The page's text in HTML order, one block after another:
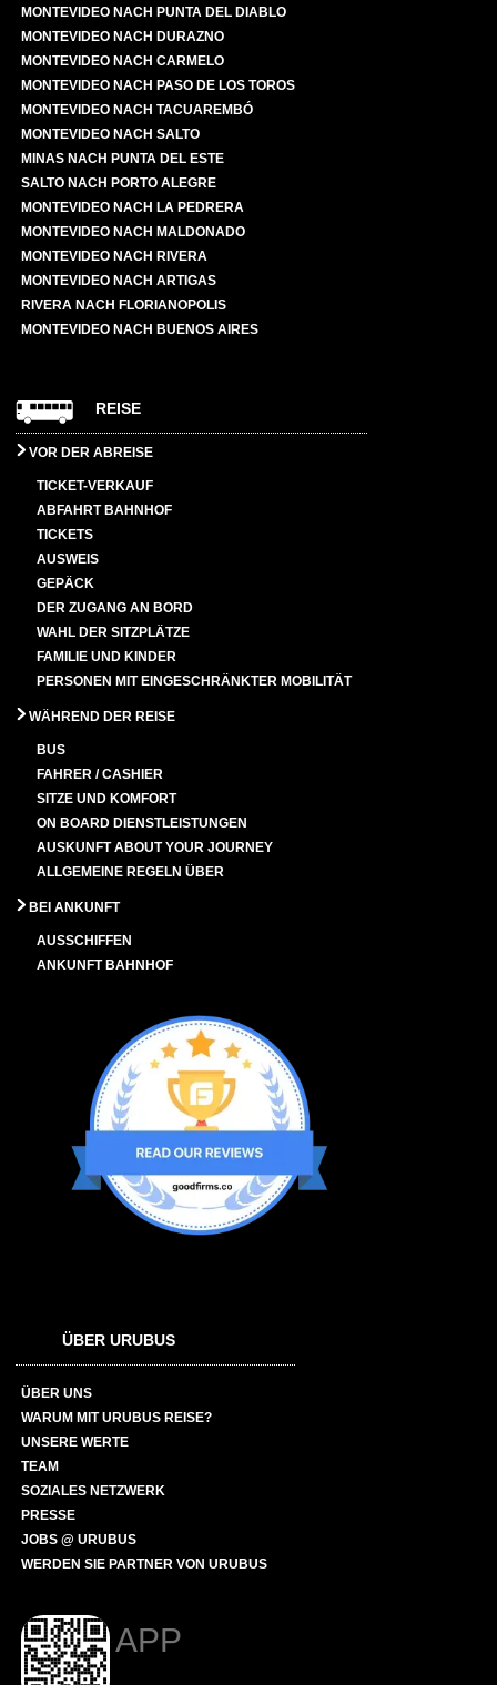
MONTEVIDEO NACH PUNTA DEL DIABLO
MONTEVIDEO NACH DURAZNO
MONTEVIDEO NACH CARMELO
MONTEVIDEO NACH PASO DE LOS TOROS
MONTEVIDEO NACH TACUAREMBÓ
MONTEVIDEO NACH SALTO
MINAS NACH PUNTA DEL ESTE
SALTO NACH PORTO ALEGRE
MONTEVIDEO NACH LA PEDRERA
MONTEVIDEO NACH MALDONADO
MONTEVIDEO NACH RIVERA
MONTEVIDEO NACH ARTIGAS
RIVERA NACH FLORIANOPOLIS
MONTEVIDEO NACH BUENOS AIRES
REISE
VOR DER ABREISE
TICKET-VERKAUF
ABFAHRT BAHNHOF
TICKETS
AUSWEIS
GEPÄCK
DER ZUGANG AN BORD
WAHL DER SITZPLÄTZE
FAMILIE UND KINDER
PERSONEN MIT EINGESCHRÄNKTER MOBILITÄT
WÄHREND DER REISE
BUS
FAHRER / CASHIER
SITZE UND KOMFORT
ON BOARD DIENSTLEISTUNGEN
AUSKUNFT ABOUT YOUR JOURNEY
ALLGEMEINE REGELN ÜBER
BEI ANKUNFT
AUSSCHIFFEN
ANKUNFT BAHNHOF
ÜBER URUBUS
ÜBER UNS
WARUM MIT URUBUS REISE?
UNSERE WERTE
TEAM
SOZIALES NETZWERK
PRESSE
JOBS @ URUBUS
WERDEN SIE PARTNER VON URUBUS
APP